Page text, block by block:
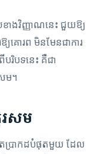
ាងវិញ្ញាណនេះ ជួយឱ្យ
យគោរព មិនមែនជាការ
បរិបទនេះ គឺជា
ម។
សម
តប្រាកដបំផុតមួយ ដែល